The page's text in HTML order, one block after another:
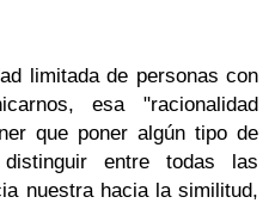
limitada de personas con
esa "racionalidad
que poner algún tipo de
entre todas las
nuestra hacia la similitud,